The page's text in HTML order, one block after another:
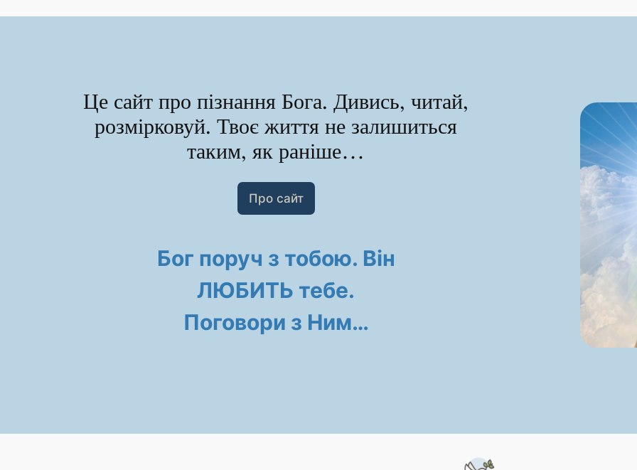
Це сайт про пізнання Бога. Дивись, читай,
розмірковуй. Твоє життя не залишиться
таким, як раніше…
Про сайт
Бог поруч з тобою. Він
ЛЮБИТЬ тебе.
Поговори з Ним…